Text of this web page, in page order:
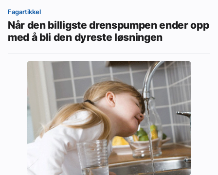
Fagartikkel
Når den billigste drenspumpen ender opp
med å bli den dyreste løsningen